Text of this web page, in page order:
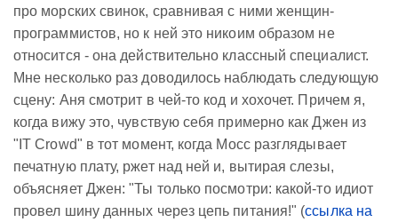
про морских свинок, сравнивая с ними женщин-
программистов, но к ней это никоим образом не
относится - она действительно классный специалист.
Мне несколько раз доводилось наблюдать следующую
сцену: Аня смотрит в чей-то код и хохочет. Причем я,
когда вижу это, чувствую себя примерно как Джен из
"IT Crowd" в тот момент, когда Мосс разглядывает
печатную плату, ржет над ней и, вытирая слезы,
объясняет Джен: "Ты только посмотри: какой-то идиот
провел шину данных через цепь питания!" (ссылка на